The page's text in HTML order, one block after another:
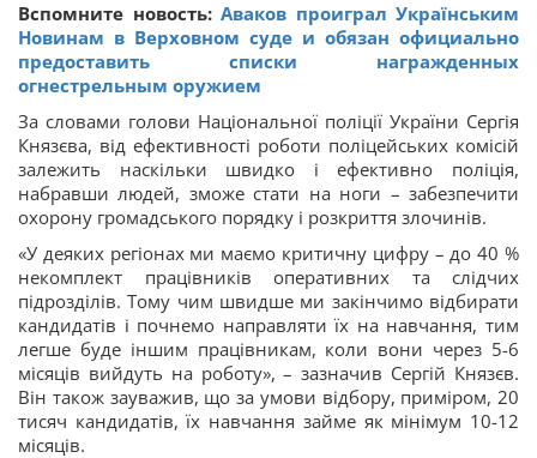
Вспомните новость: Аваков проиграл Українським
Новинам в Верховном суде и обязан официально
предоставить списки награжденных
огнестрельным оружием
За словами голови Національної поліції України Сергія
Князєва, від ефективності роботи поліцейських комісій
залежить наскільки швидко і ефективно поліція,
набравши людей, зможе стати на ноги – забезпечити
охорону громадського порядку і розкриття злочинів.
«У деяких регіонах ми маємо критичну цифру – до 40 %
некомплект працівників оперативних та слідчих
підрозділів. Тому чим швидше ми закінчимо відбирати
кандидатів і почнемо направляти їх на навчання, тим
легше буде іншим працівникам, коли вони через 5-6
місяців вийдуть на роботу», – зазначив Сергій Князєв.
Він також зауважив, що за умови відбору, приміром, 20
тисяч кандидатів, їх навчання займе як мінімум 10-12
місяців.